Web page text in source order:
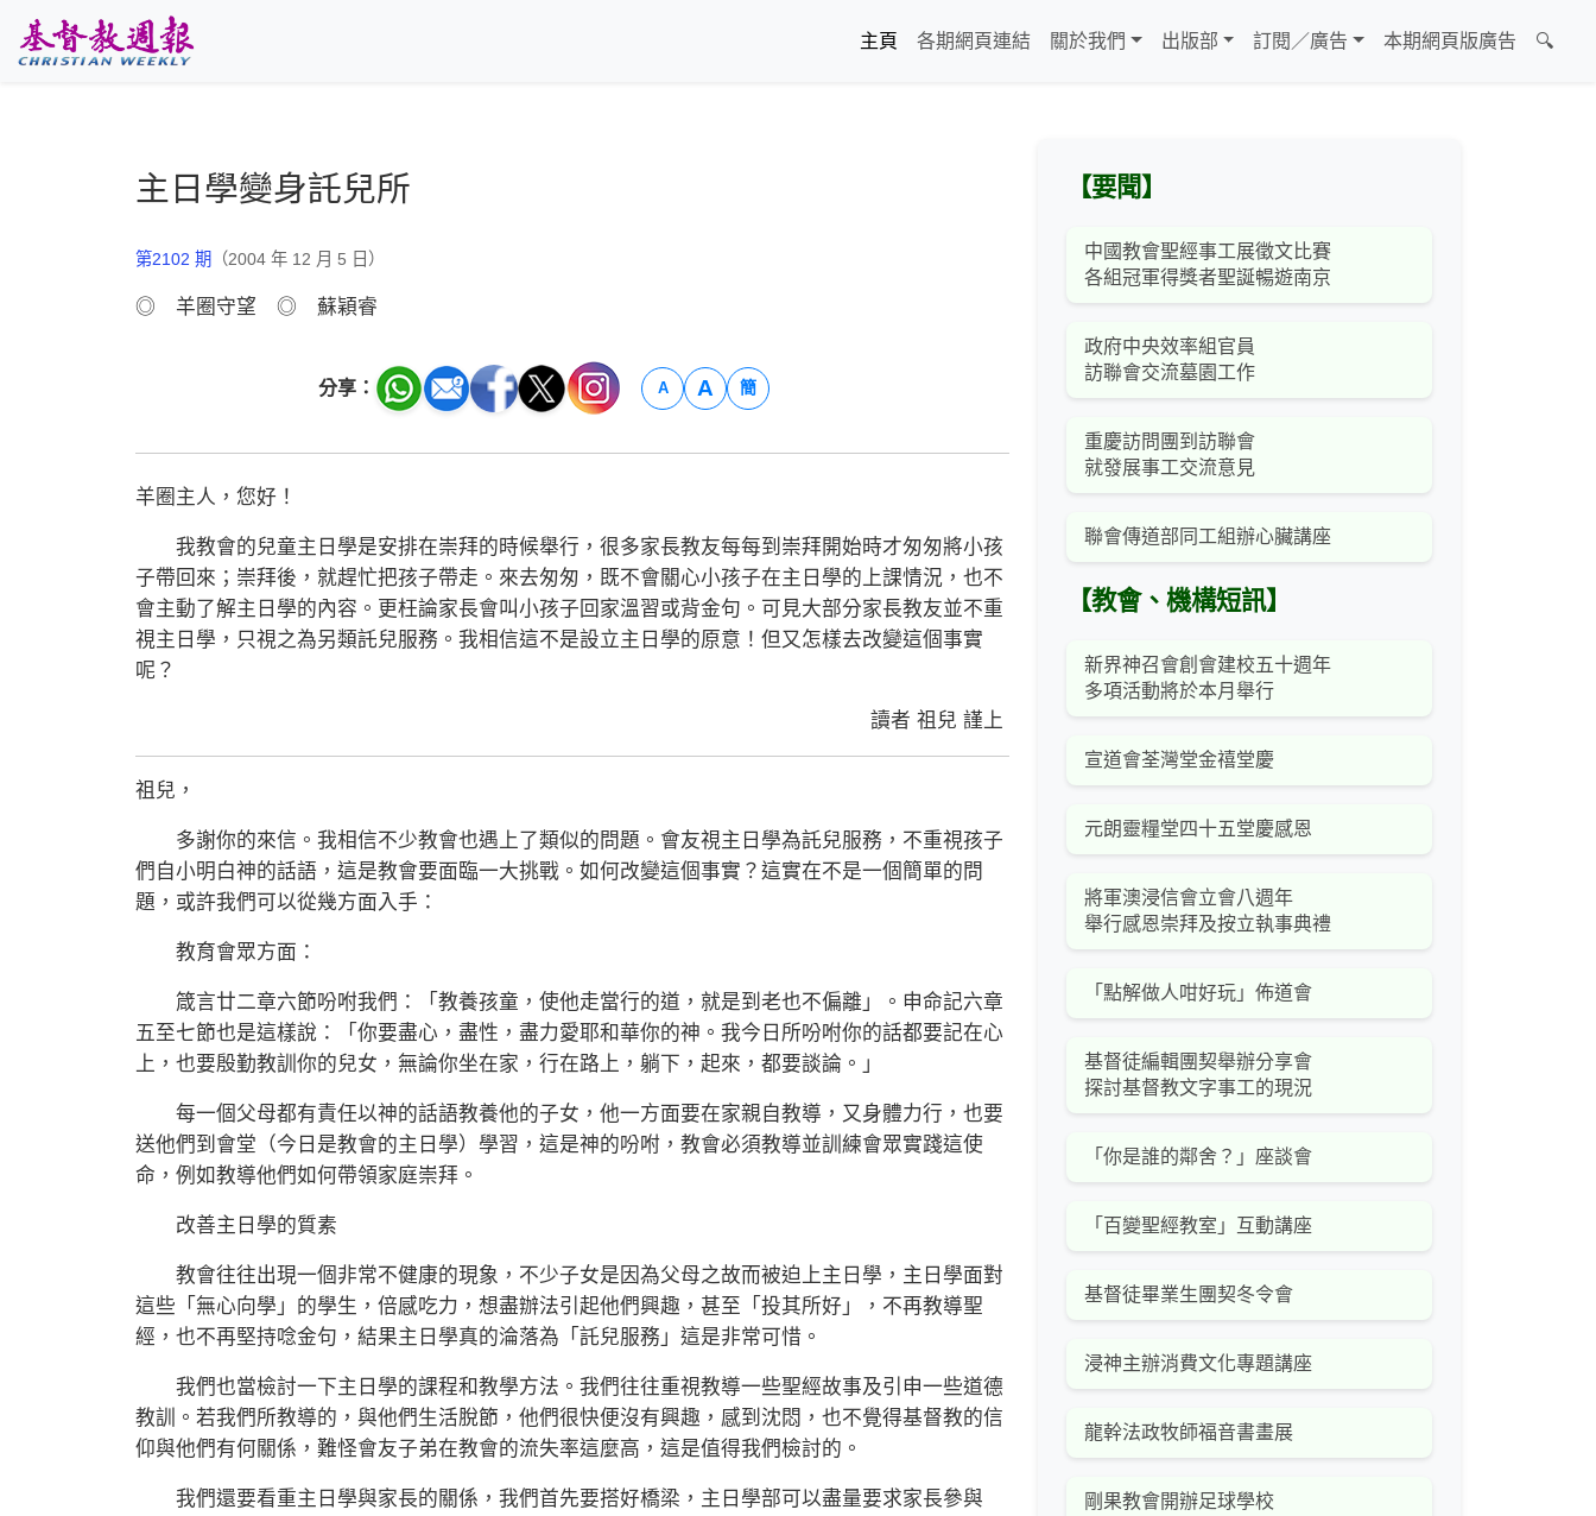
主頁
各期網頁連結 關於我們 出版部 訂閱／廣告 本期網頁版廣告 🔍
主日學變身託兒所
第2102 期 （2004 年 12 月 5 日）
◎ 羊圈守望 ◎ 蘇穎睿
分享： A A 簡
羊圈主人，您好！
我教會的兒童主日學是安排在崇拜的時候舉行，很多家長教友每每到崇拜開始時才匆匆將小孩
子帶回來；崇拜後，就趕忙把孩子帶走。來去匆匆，既不會關心小孩子在主日學的上課情況，也不
會主動了解主日學的內容。更枉論家長會叫小孩子回家溫習或背金句。可見大部分家長教友並不重
視主日學，只視之為另類託兒服務。我相信這不是設立主日學的原意！但又怎樣去改變這個事實
呢？
讀者 祖兒 謹上
祖兒，
多謝你的來信。我相信不少教會也遇上了類似的問題。會友視主日學為託兒服務，不重視孩子
們自小明白神的話語，這是教會要面臨一大挑戰。如何改變這個事實？這實在不是一個簡單的問
題，或許我們可以從幾方面入手：
教育會眾方面：
箴言廿二章六節吩咐我們：「教養孩童，使他走當行的道，就是到老也不偏離」。申命記六章
五至七節也是這樣說：「你要盡心，盡性，盡力愛耶和華你的神。我今日所吩咐你的話都要記在心
上，也要殷勤教訓你的兒女，無論你坐在家，行在路上，躺下，起來，都要談論。」
每一個父母都有責任以神的話語教養他的子女，他一方面要在家親自教導，又身體力行，也要
送他們到會堂（今日是教會的主日學）學習，這是神的吩咐，教會必須教導並訓練會眾實踐這使
命，例如教導他們如何帶領家庭崇拜。
改善主日學的質素
教會往往出現一個非常不健康的現象，不少子女是因為父母之故而被迫上主日學，主日學面對
這些「無心向學」的學生，倍感吃力，想盡辦法引起他們興趣，甚至「投其所好」，不再教導聖
經，也不再堅持唸金句，結果主日學真的淪落為「託兒服務」這是非常可惜。
我們也當檢討一下主日學的課程和教學方法。我們往往重視教導一些聖經故事及引申一些道德
教訓。若我們所教導的，與他們生活脫節，他們很快便沒有興趣，感到沈悶，也不覺得基督教的信
仰與他們有何關係，難怪會友子弟在教會的流失率這麼高，這是值得我們檢討的。
我們還要看重主日學與家長的關係，我們首先要搭好橋梁，主日學部可以盡量要求家長參與
【要聞】
中國教會聖經事工展徵文比賽
各組冠軍得獎者聖誕暢遊南京
政府中央效率組官員
訪聯會交流墓園工作
重慶訪問團到訪聯會
就發展事工交流意見
聯會傳道部同工組辦心臟講座
【教會、機構短訊】
新界神召會創會建校五十週年
多項活動將於本月舉行
宣道會荃灣堂金禧堂慶
元朗靈糧堂四十五堂慶感恩
將軍澳浸信會立會八週年
舉行感恩崇拜及按立執事典禮
「點解做人咁好玩」佈道會
基督徒編輯團契舉辦分享會
探討基督教文字事工的現況
「你是誰的鄰舍？」座談會
「百變聖經教室」互動講座
基督徒畢業生團契冬令會
浸神主辦消費文化專題講座
龍幹法政牧師福音書畫展
剛果教會開辦足球學校